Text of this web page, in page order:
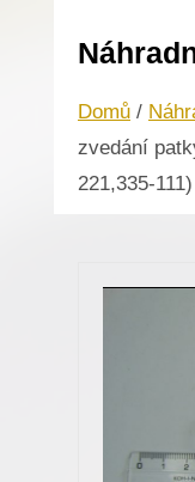
Domů /
zvedání
221,335-111)